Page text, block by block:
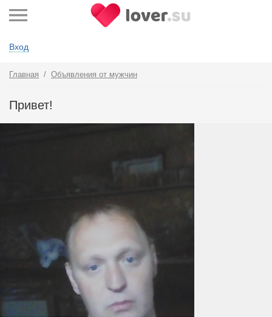
Вход
Главная / Объявления от мужчин
Привет!